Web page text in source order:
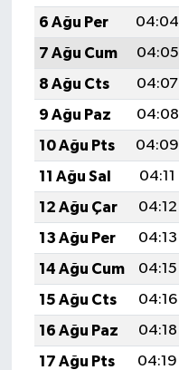
6 Ağu Per
04:04
7 Ağu Cum
04:05
8 Ağu Cts
04:07
9 Ağu Paz
04:08
10 Ağu Pts
04:09
11 Ağu Sal
04:11
12 Ağu Çar
04:12
13 Ağu Per
04:13
14 Ağu Cum
04:15
15 Ağu Cts
04:16
16 Ağu Paz
04:18
17 Ağu Pts
04:19